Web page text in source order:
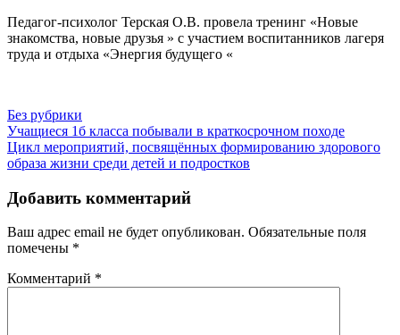
Педагог-психолог Терская О.В. провела тренинг «Новые
знакомства, новые друзья » с участием воспитанников лагеря
труда и отдыха «Энергия будущего «
Без рубрики
Навигация
по
Учащиеся 1б класса побывали в краткосрочном походе
Цикл мероприятий, посвящённых формированию здорового
образа жизни среди детей и подростков
Добавить комментарий
Ваш адрес email не будет опубликован. Обязательные поля
помечены *
Комментарий *